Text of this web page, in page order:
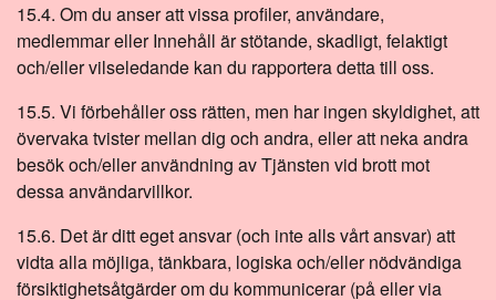
15.4. Om du anser att vissa profiler, användare,
medlemmar eller Innehåll är stötande, skadligt, felaktigt
och/eller vilseledande kan du rapportera detta till oss.
15.5. Vi förbehåller oss rätten, men har ingen skyldighet, att
övervaka tvister mellan dig och andra, eller att neka andra
besök och/eller användning av Tjänsten vid brott mot
dessa användarvillkor.
15.6. Det är ditt eget ansvar (och inte alls vårt ansvar) att
vidta alla möjliga, tänkbara, logiska och/eller nödvändiga
försiktighetsåtgärder om du kommunicerar (på eller via